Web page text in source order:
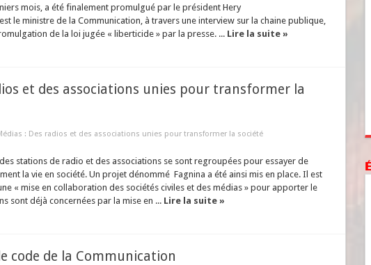
mois, a été finalement promulgué par le président Hery
le ministre de la Communication, à travers une interview sur la chaine publique,
de la loi jugée « liberticide » par la presse. ... Lire la suite »
et des associations unies pour transformer la
: Des radios et des associations unies pour transformer la société
stations de radio et des associations se sont regroupées pour essayer de
la vie en société. Un projet dénommé Fagnina a été ainsi mis en place. Il est
« mise en collaboration des sociétés civiles et des médias » pour apporter le
sont déjà concernées par la mise en ... Lire la suite »
code de la Communication